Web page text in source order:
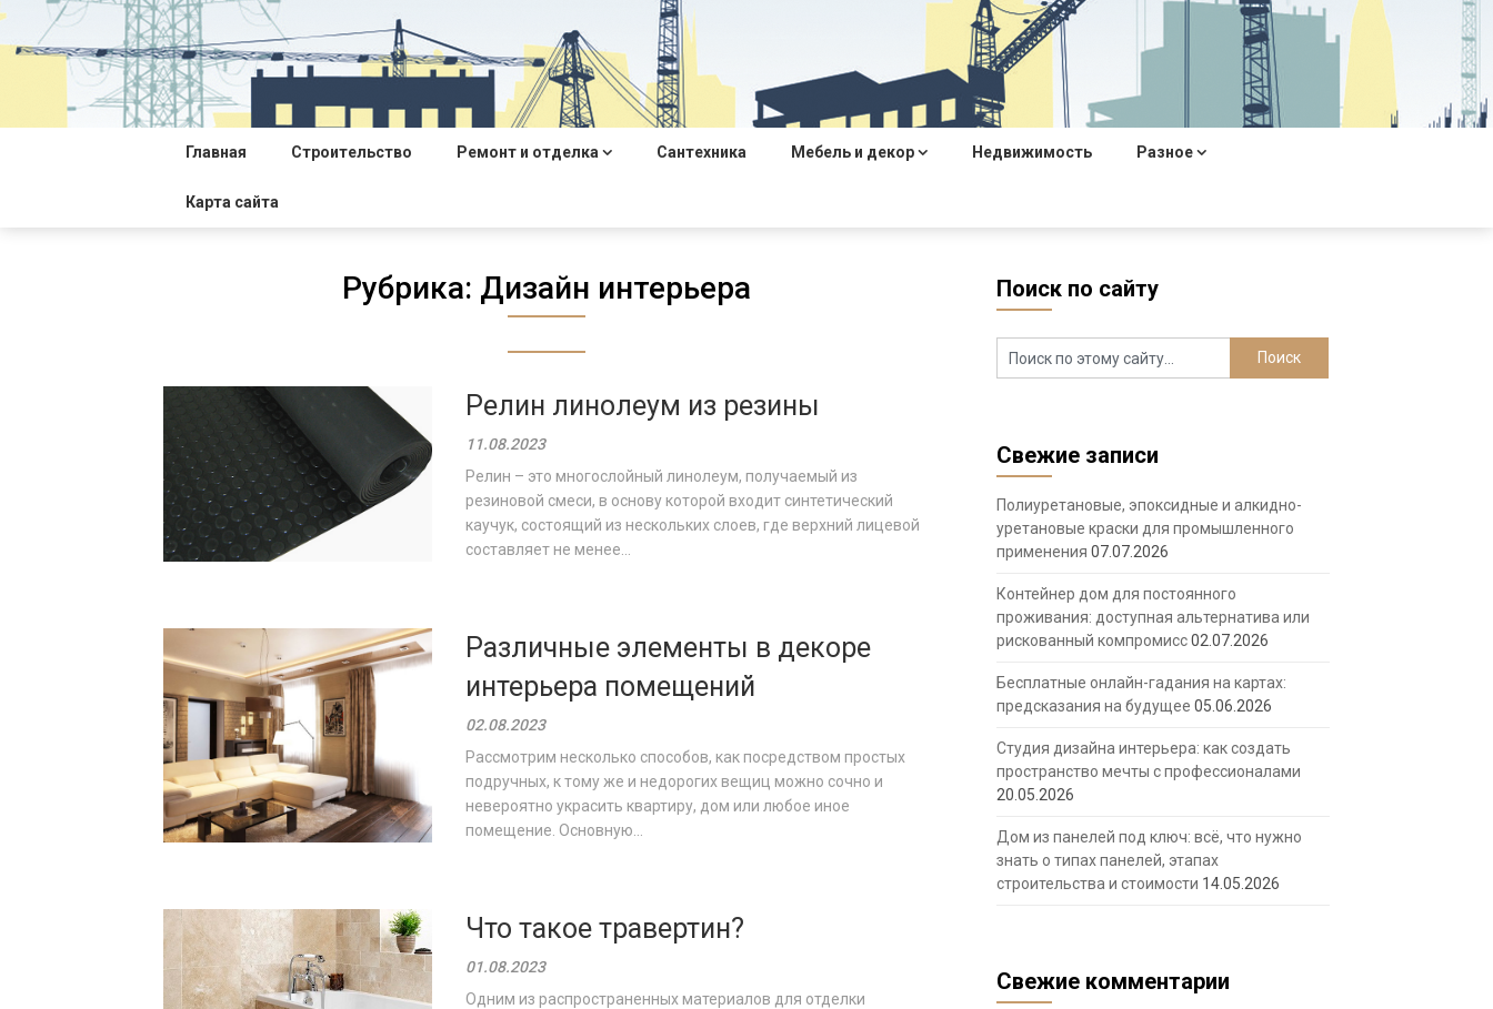
Перейти
содержимому
Главная Строительство Ремонт и отделка Сантехника Мебель и декор Недвижимость Разное
Карта сайта
Рубрика: Дизайн интерьера
Релин линолеум из резины
11.08.2023
Релин – это многослойный линолеум, получаемый из
резиновой смеси, в основу которой входит синтетический
каучук, состоящий из нескольких слоев, где верхний лицевой
составляет не менее...
Различные элементы в декоре
интерьера помещений
02.08.2023
Рассмотрим несколько способов, как посредством простых
подручных, к тому же и недорогих вещиц можно сочно и
невероятно украсить квартиру, дом или любое иное
помещение. Основную...
Что такое травертин?
01.08.2023
Одним из распространенных материалов для отделки
Поиск по сайту
Свежие записи
Полиуретановые, эпоксидные и алкидно-
уретановые краски для промышленного
применения 07.07.2026
Контейнер дом для постоянного
проживания: доступная альтернатива или
рискованный компромисс02.07.2026
Бесплатные онлайн-гадания на картах:
предсказания на будущее 05.06.2026
Студия дизайна интерьера: как создать
пространство мечты с профессионалами
20.05.2026
Дом из панелей под ключ: всё, что нужно
знать о типах панелей, этапах
строительства и стоимости 14.05.2026
Свежие комментарии